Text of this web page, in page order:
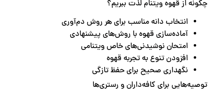
چگونه از قهوه ویتنام لذت ببریم؟
انتخاب دانه مناسب برای هر روش دم‌آوری
آماده‌سازی قهوه با روش‌های پیشنهادی
امتحان نوشیدنی‌های خاص ویتنامی
افزودن تنوع به تجربه قهوه
نگهداری صحیح برای حفظ تازگی
توصیه‌هایی برای کافه‌داران و رستری‌ها